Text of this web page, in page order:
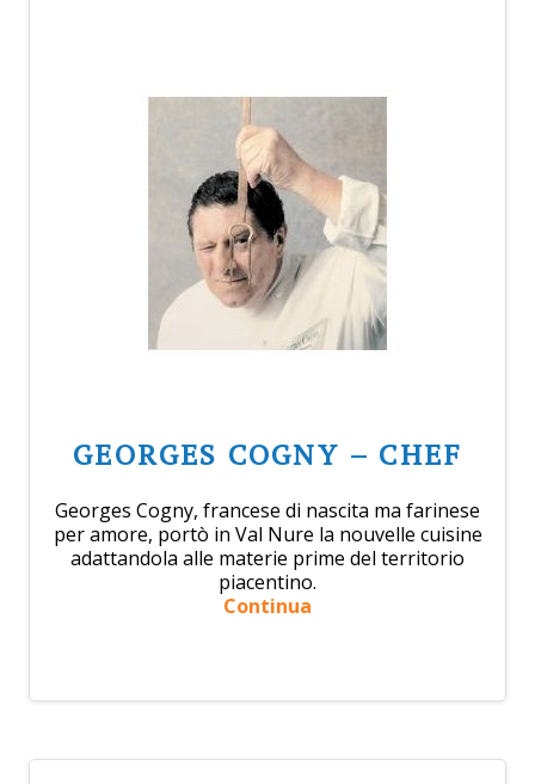
GEORGES COGNY – CHEF
Georges Cogny, francese di nascita ma farinese
per amore, portò in Val Nure la nouvelle cuisine
adattandola alle materie prime del territorio
piacentino.
Continua